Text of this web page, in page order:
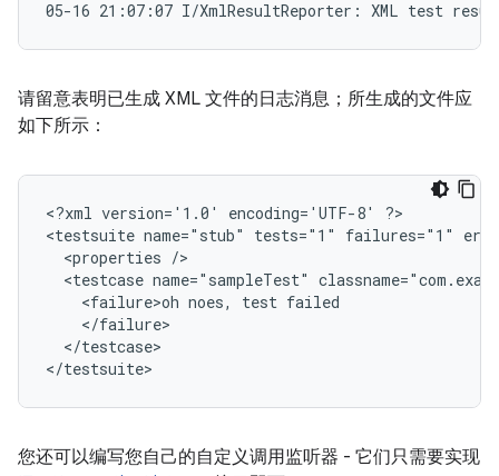
请留意表明已生成 XML 文件的日志消息；所生成的文件应
如下所示：
<?xml version='1.0' encoding='UTF-8' ?>
<testsuite name="stub" tests="1" failures="1"
  <properties />
<testcase name="sampleTest"
    <failure>oh noes, test failed
    </failure>
  </testcase>
</testsuite>
您还可以编写您自己的自定义调用监听器 - 它们只需要实现